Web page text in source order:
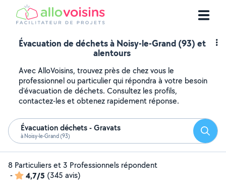
Évacuation de déchets à Noisy-le-Grand (93) et
alentours
Avec AlloVoisins, trouvez près de chez vous le
professionnel ou particulier qui répondra à votre besoin
d'évacuation de déchets. Consultez les profils,
contactez-les et obtenez rapidement réponse.
Évacuation déchets - Gravats
à Noisy-le-Grand (93)
8 Particuliers et 3 Professionnels répondent
-
4,7/5 (345 avis)